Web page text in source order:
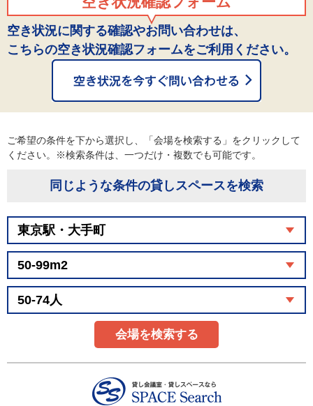
空き状況に関する確認やお問い合わせは、
こちらの空き状況確認フォームをご利用ください。
ご希望の条件を下から選択し、「会場を検索する」をクリックして
ください。※検索条件は、一つだけ・複数でも可能です。
同じような条件の貸しスペースを検索
会場を検索する